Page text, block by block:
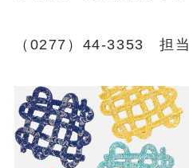
（0277）44-3353 担